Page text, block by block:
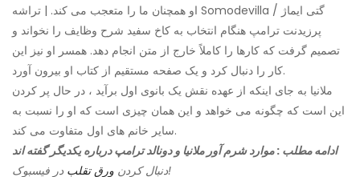
او همچنان ما را متعجب می کند. | تراشه Somodevilla / گتی ایماژ
پرزیدنت ترامپ هنگام انتخاب به کاخ سفید شرح وظایف را نخواند و
تصمیم گرفت که کارها را کاملاً خارج از متن انجام دهد. همسر او نیز این
کار را دنبال کرد و یک صفحه مستقیم از کتاب او بیرون آورد.
ملانیا به جای اینکه از عهده نقش یک بانوی اول برآید ، در حال پر کردن
این است که چگونه می خواهد و این همان چیزی است که او را نسبت به
سایر خانم های اول متفاوت می کند.
ادامه مطلب :موارد شرم آور ملانیا و دونالد ترامپ درباره یکدیگر گفته اند
دنبال کردن ورق تقلب در فیسبوک!